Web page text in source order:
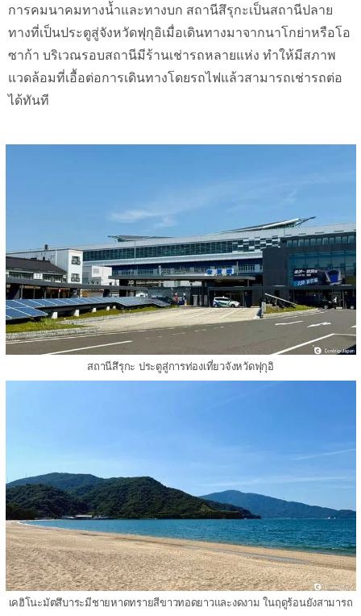
การคมนาคมทางน้ำและทางบก สถานีสึรุกะเป็นสถานีปลาย
ทางที่เป็นประตูสู่จังหวัดฟุกุอิเมื่อเดินทางมาจากนาโกย่าหรือโอ
ซาก้า บริเวณรอบสถานีมีร้านเช่ารถหลายแห่ง ทำให้มีสภาพ
แวดล้อมที่เอื้อต่อการเดินทางโดยรถไฟแล้วสามารถเช่ารถต่อ
ได้ทันที
สถานีสึรุกะ ประตูสู่การท่องเที่ยวจังหวัดฟุกุอิ
เคฮิโนะมัตสึบาระมีชายหาดทรายสีขาวทอดยาวและงดงาม ในฤดูร้อนยังสามารถ